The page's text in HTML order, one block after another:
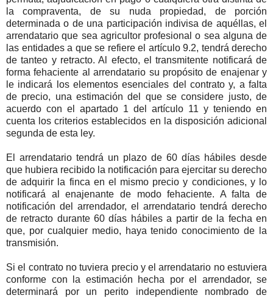
la compraventa, de su nuda propiedad, de porción
determinada o de una participación indivisa de aquéllas, el
arrendatario que sea agricultor profesional o sea alguna de
las entidades a que se refiere el artículo 9.2, tendrá derecho
de tanteo y retracto. Al efecto, el transmitente notificará de
forma fehaciente al arrendatario su propósito de enajenar y
le indicará los elementos esenciales del contrato y, a falta
de precio, una estimación del que se considere justo, de
acuerdo con el apartado 1 del artículo 11 y teniendo en
cuenta los criterios establecidos en la disposición adicional
segunda de esta ley.
El arrendatario tendrá un plazo de 60 días hábiles desde
que hubiera recibido la notificación para ejercitar su derecho
de adquirir la finca en el mismo precio y condiciones, y lo
notificará al enajenante de modo fehaciente. A falta de
notificación del arrendador, el arrendatario tendrá derecho
de retracto durante 60 días hábiles a partir de la fecha en
que, por cualquier medio, haya tenido conocimiento de la
transmisión.
Si el contrato no tuviera precio y el arrendatario no estuviera
conforme con la estimación hecha por el arrendador, se
determinará por un perito independiente nombrado de